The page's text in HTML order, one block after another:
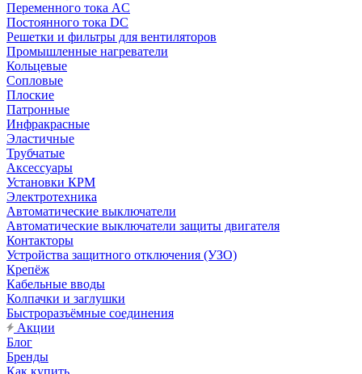
Переменного тока AC
Постоянного тока DC
Решетки и фильтры для вентиляторов
Промышленные нагреватели
Кольцевые
Сопловые
Плоские
Патронные
Инфракрасные
Эластичные
Трубчатые
Аксессуары
Установки КРМ
Электротехника
Автоматические выключатели
Автоматические выключатели защиты двигателя
Контакторы
Устройства защитного отключения (УЗО)
Крепёж
Кабельные вводы
Колпачки и заглушки
Быстроразъёмные соединения
Акции
Блог
Бренды
Как купить